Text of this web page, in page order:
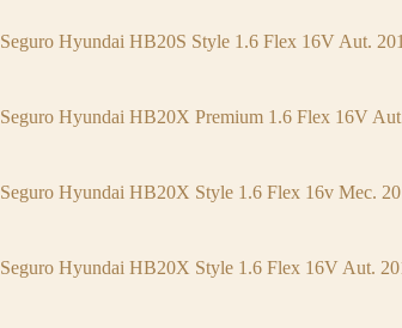
Seguro Hyundai HB20S Style 1.6 Flex 16V Aut.
Seguro Hyundai HB20X Premium 1.6 Flex 16V
Seguro Hyundai HB20X Style 1.6 Flex 16v Mec.
Seguro Hyundai HB20X Style 1.6 Flex 16V Aut.